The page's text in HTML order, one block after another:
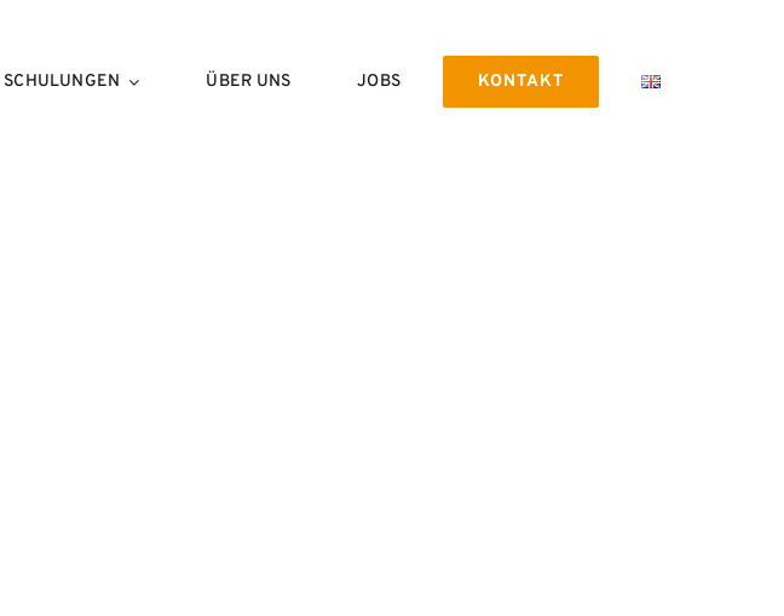
SCHULUNGEN ÜBER UNS JOBS KONTAKT